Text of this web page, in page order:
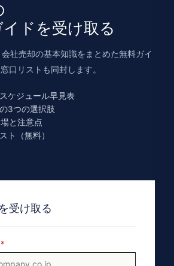
ドを受け取る
社売却の基本知識をまとめた無料ガイ
口リストも同封します。
ケジュール早見表
3つの選択肢
と注意点
ト（無料）
受け取る
*